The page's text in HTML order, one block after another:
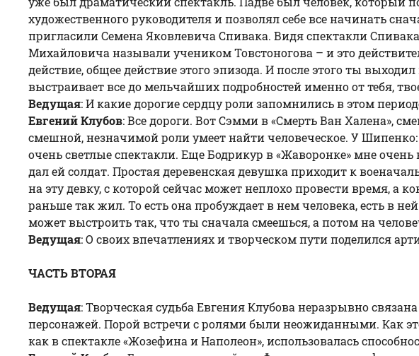
художественного руководителя и позволял себе все начинать
пригласили Семена Яковлевича Спивака. Видя спектакли
Михайловича называли учеником Товстоногова – и это
действие, общее действие этого эпизода. И после этого ты
выстраивает все до мельчайших подробностей именно от тебя,
Ведущая: И какие дорогие сердцу роли запомнились в этом
Евгений Клубов: Все дороги. Вот Сэмми в «Смерть Ван Халена»,
смешной, незначимой роли умеет найти человеческое. У Шипенко:
очень светлые спектакли. Еще Бодрикур в «Жаворонке» мне
дал ей солдат. Простая деревенская девушка приходит к
на эту девку, с которой сейчас может неплохо провести время, а
раньше так жил. То есть она пробуждает в нем человека, есть в
может выстроить так, что ты сначала смеешься, а потом на
Ведущая: О своих впечатлениях и творческом пути поделился
ЧАСТЬ ВТОРАЯ
Ведущая: Творческая судьба Евгения Клубова неразрывно
персонажей. Порой встречи с ролями были неожиданными. Как
как в спектакле «Жозефина и Наполеон», использовалась